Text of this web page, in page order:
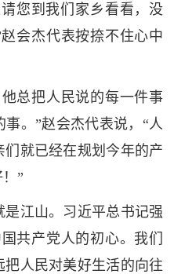
您到我们家乡看看，没
会杰代表按捺不住心中
总把人民说的每一件事
。”赵会杰代表说，“人
就已经在规划今年的产
”
江山。习近平总书记强
共产党人的初心。我们
人民对美好生活的向往